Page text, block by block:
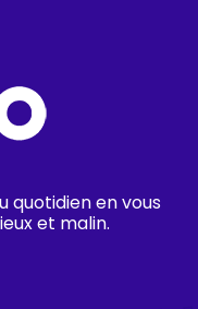
quotidien en vous
et malin.